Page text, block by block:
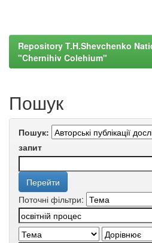
Repository T.H.Shevchenko
"Chernihiv Colehium"
Пошук
Пошук:
запит
Поточні фільтри: